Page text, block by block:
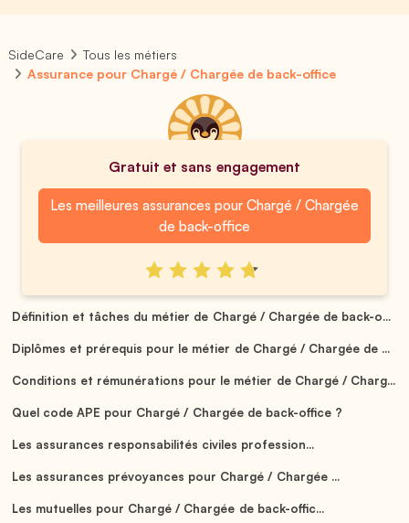
SideCare
Tous les métiers
Assurance pour Chargé / Chargée de back-office
Gratuit et sans engagement
Les meilleures assurances pour Chargé / Chargée
de back-office
Définition et tâches du métier de Chargé / Chargée de back-o...
Diplômes et prérequis pour le métier de Chargé / Chargée de ...
Conditions et rémunérations pour le métier de Chargé / Charg...
Quel code APE pour Chargé / Chargée de back-office ?
Les assurances responsabilités civiles profession...
Les assurances prévoyances pour Chargé / Chargée ...
Les mutuelles pour Chargé / Chargée de back-offic...